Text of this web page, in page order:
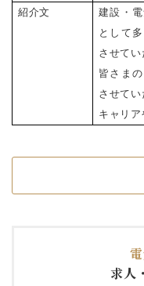
紹介文
建設・
として
させてい
皆さま
させてい
キャリア
求人